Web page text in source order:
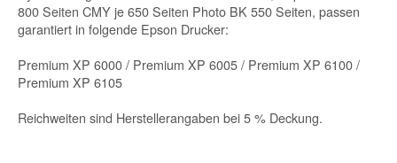
800 Seiten CMY je 650 Seiten Photo BK 550 Seiten, passen
garantiert in folgende Epson Drucker:
Premium XP 6000 / Premium XP 6005 / Premium XP 6100 /
Premium XP 6105
Reichweiten sind Herstellerangaben bei 5 % Deckung.